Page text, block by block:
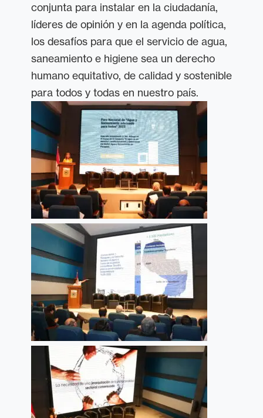
conjunta para instalar en la ciudadanía,
líderes de opinión y en la agenda política,
los desafíos para que el servicio de agua,
saneamiento e higiene sea un derecho
humano equitativo, de calidad y sostenible
para todos y todas en nuestro país.